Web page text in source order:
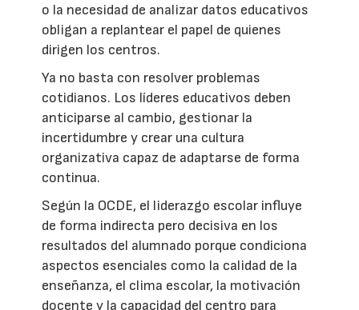
o la necesidad de analizar datos educativos
obligan a replantear el papel de quienes
dirigen los centros.
Ya no basta con resolver problemas
cotidianos. Los líderes educativos deben
anticiparse al cambio, gestionar la
incertidumbre y crear una cultura
organizativa capaz de adaptarse de forma
continua.
Según la OCDE, el liderazgo escolar influye
de forma indirecta pero decisiva en los
resultados del alumnado porque condiciona
aspectos esenciales como la calidad de la
enseñanza, el clima escolar, la motivación
docente y la capacidad del centro para